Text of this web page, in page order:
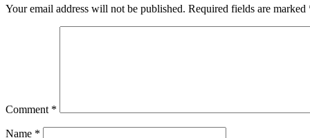
Your email address will not be published. Required fields are marked
Comment *
Name *